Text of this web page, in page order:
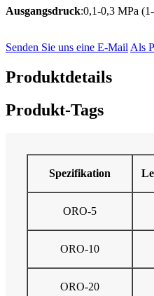
Ausgangsdruck:0,1-0,3 MPa
Senden Sie uns eine E-Mail Als
Produktdetails
Produkt-Tags
Spezifikation
ORO-5
ORO-10
ORO-20